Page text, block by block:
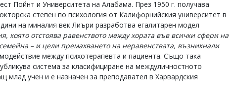
Пойнт и Университета на Алабама. През 1950 г. получава
степен по психология от Калифорнийския университет в
на миналия век Лиъри разработва егалитарен модел
която отстоява равенството между хората във всички сфери на
– и цели премахването на неравенствата, възникнали
между психотерапевта и пациента. Също така
система за класифициране на междуличностното
учен и е назначен за преподавател в Харвардския